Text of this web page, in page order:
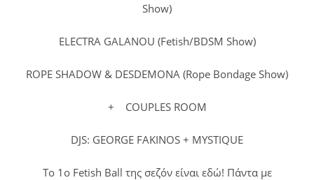
Show)
ELECTRA GALANOU (Fetish/BDSM Show)
ROPE SHADOW & DESDEMONA (Rope Bondage Show)
+ COUPLES ROOM
DJS: GEORGE FAKINOS + MYSTIQUE
To 1ο Fetish Ball της σεζόν είναι εδώ! Πάντα με